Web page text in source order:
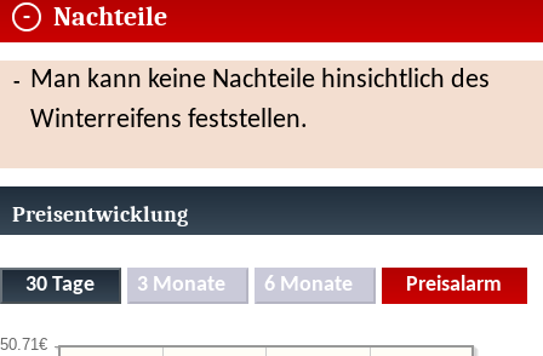
Nachteile
Man kann keine Nachteile hinsichtlich des
Winterreifens feststellen.
Preisentwicklung